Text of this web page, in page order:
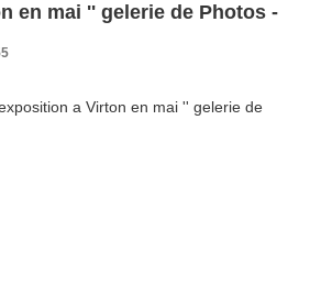
en mai '' gelerie de Photos -